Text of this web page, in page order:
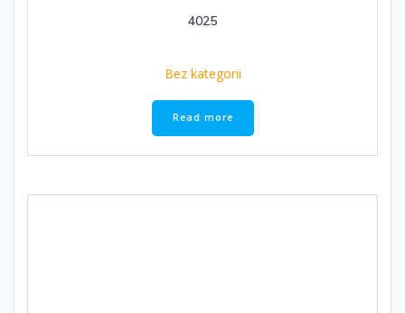
4025
Bez kategorii
Read more